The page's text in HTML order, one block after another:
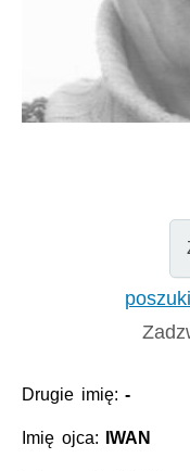
Drugie imię:-
Imię ojca: IWAN